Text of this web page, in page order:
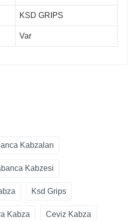
KSD GRIPS
Var
Kabzaları
Kabzesi
Ksd Grips
Kabza Ceviz Kabza